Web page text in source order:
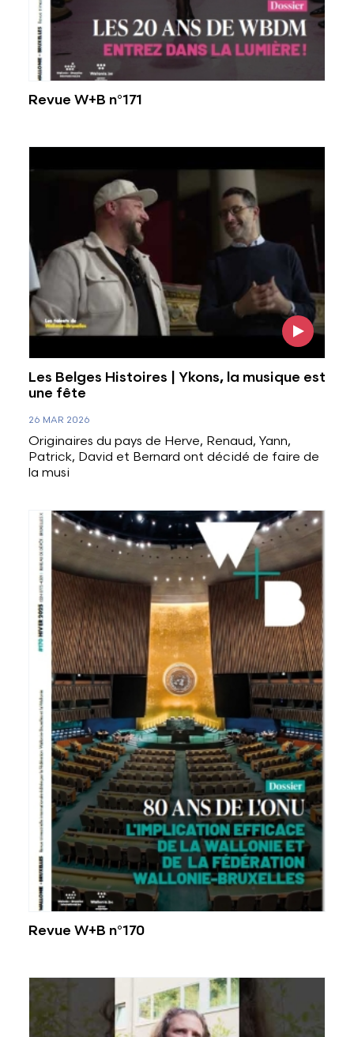
Revue W+B n°171
Les Belges Histoires | Ykons, la musique est
une fête
26 MAR 2026
Originaires du pays de Herve, Renaud, Yann,
Patrick, David et Bernard ont décidé de faire de
la musi
Voir plus
Revue W+B n°170
Voir l'image